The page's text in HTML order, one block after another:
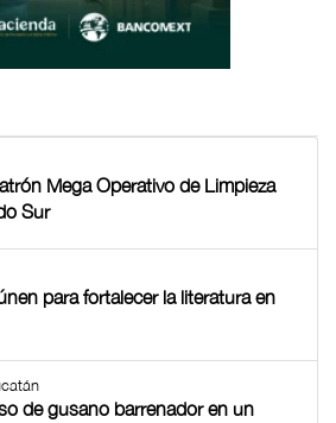
Mega Operativo de Limpieza
Sur
para fortalecer la literatura en
de gusano barrenador en un